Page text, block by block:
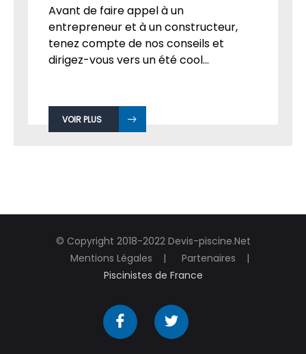
Avant de faire appel à un
entrepreneur et à un constructeur,
tenez compte de nos conseils et
dirigez-vous vers un été cool...
VOIR PLUS
© Copyright 2018-2022 Devis-piscine.Net
Mentions Légales
Partenaires
Piscinistes de France